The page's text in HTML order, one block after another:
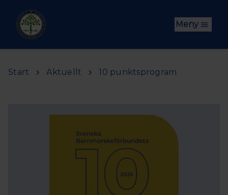
Meny
Start Aktuellt 10 punktsprogram